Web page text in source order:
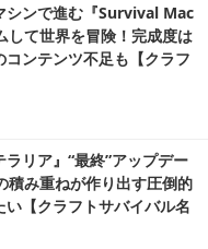
シンで進む『Survival Mac
て世界を冒険！完成度は
ンテンツ不足も【クラフ
リア』“最終”アップデー
積み重ねが作り出す圧倒的
【クラフトサバイバル名